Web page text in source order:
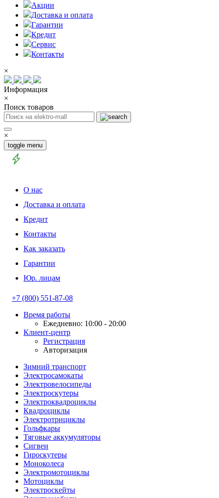
Акции
Доставка и оплата
Гарантии
Кредит
Сервис
Контакты
×
Информация
×
Поиск товаров
×
toggle menu
О нас
Доставка и оплата
Кредит
Контакты
Как заказать
Гарантии
Юр. лицам
+7 (800) 551-87-08
Время работы
Ежедневно: 10:00 - 20:00
Клиент-центр
Регистрация
Авторизация
Зимний транспорт
Электросамокаты
Электровелосипеды
Электроскутеры
Электроквадроциклы
Квадроциклы
Электротрициклы
Гольфкары
Тяговые аккумуляторы
Сигвеи
Гироскутеры
Моноколеса
Электромотоциклы
Мотоциклы
Электроскейты